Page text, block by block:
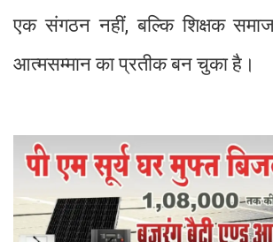
एक संगठन नहीं, बल्कि शिक्षक
आत्मसम्मान का प्रतीक बन चुका है।